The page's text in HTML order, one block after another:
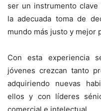
ser un instrumento
la adecuada toma de
mundo más justo y mejor
Con esta experiencia
jóvenes crezcan tanto
adquiriendo nuevas
ellos y con líderes